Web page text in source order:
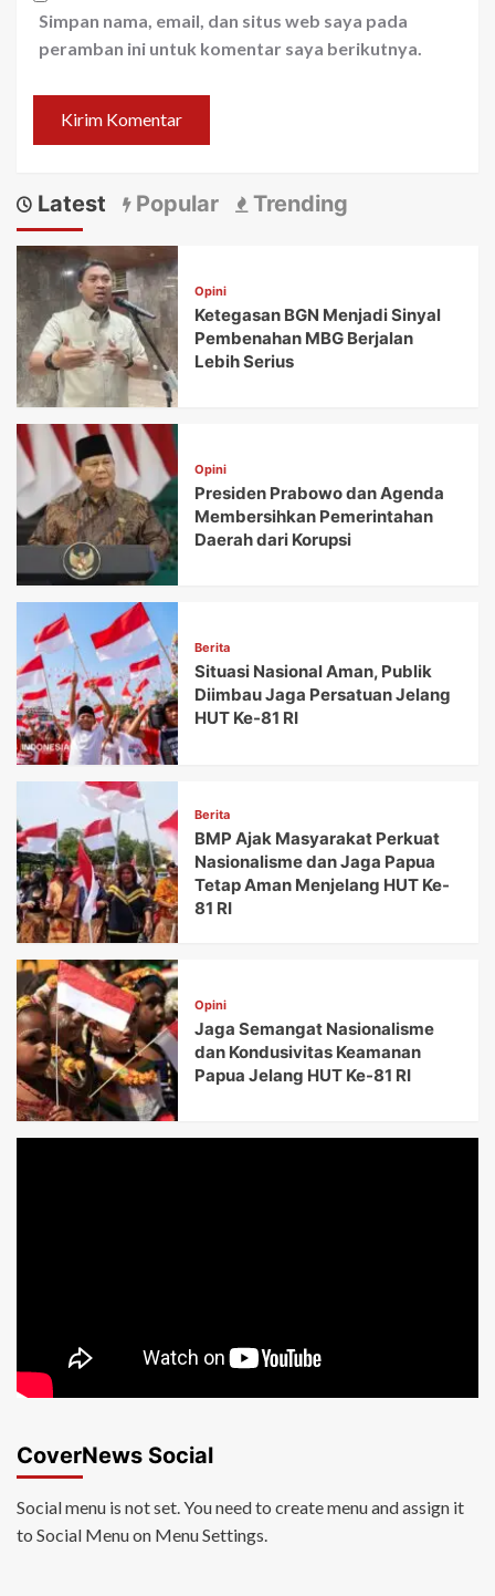
Simpan nama, email, dan situs web saya pada
peramban ini untuk komentar saya berikutnya.
Latest Popular Trending
Opini
Ketegasan BGN Menjadi Sinyal
Pembenahan MBG Berjalan
Lebih Serius
Opini
Presiden Prabowo dan Agenda
Membersihkan Pemerintahan
Daerah dari Korupsi
Berita
Situasi Nasional Aman, Publik
Diimbau Jaga Persatuan Jelang
HUT Ke-81 RI
Berita
BMP Ajak Masyarakat Perkuat
Nasionalisme dan Jaga Papua
Tetap Aman Menjelang HUT Ke-
81 RI
Opini
Jaga Semangat Nasionalisme
dan Kondusivitas Keamanan
Papua Jelang HUT Ke-81 RI
CoverNews Social
Social menu is not set. You need to create menu and assign it
to Social Menu on Menu Settings.